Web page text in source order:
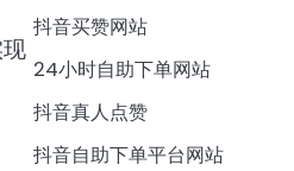
抖音买赞网站
24小时自助下单网站
抖音真人点赞
抖音自助下单平台网站